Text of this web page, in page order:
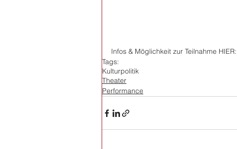
Infos & Möglichkeit zur Teilnahme HIER:
Tags:
Kulturpolitik
Theater
Performance